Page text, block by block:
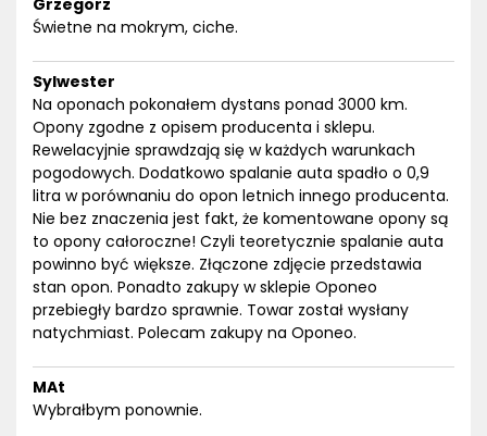
Grzegorz
Świetne na mokrym, ciche.
Sylwester
Na oponach pokonałem dystans ponad 3000 km.
Opony zgodne z opisem producenta i sklepu.
Rewelacyjnie sprawdzają się w każdych warunkach
pogodowych. Dodatkowo spalanie auta spadło o 0,9
litra w porównaniu do opon letnich innego producenta.
Nie bez znaczenia jest fakt, że komentowane opony są
to opony całoroczne! Czyli teoretycznie spalanie auta
powinno być większe. Złączone zdjęcie przedstawia
stan opon. Ponadto zakupy w sklepie Oponeo
przebiegły bardzo sprawnie. Towar został wysłany
natychmiast. Polecam zakupy na Oponeo.
MAt
Wybrałbym ponownie.